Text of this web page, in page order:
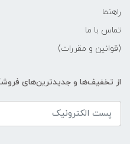
راهنما
تماس با ما
(قوانین و مقررات)
از تخفیف‌ها و جدیدترین‌های